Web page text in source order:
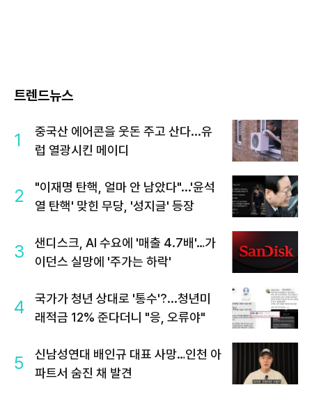
트렌드뉴스
1
중국산 에어콘을 웃돈 주고 산다...유
럽 열광시킨 메이디
2
"이재명 탄핵, 얼마 안 남았다"...'윤석
열 탄핵' 맞힌 무당, '성지글' 등장
3
샌디스크, AI 수요에 '매출 4.7배'…가
이던스 실망에 '주가는 하락'
4
국가가 청년 상대로 '통수'?...청년미
래적금 12% 준다더니 "응, 오류야"
5
신남성연대 배인규 대표 사망…인천 아
파트서 숨진 채 발견